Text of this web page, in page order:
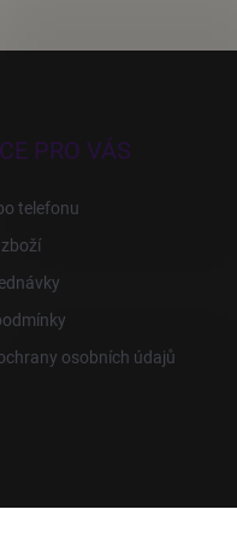
PRO VÁS
telefonu
osobních údajů